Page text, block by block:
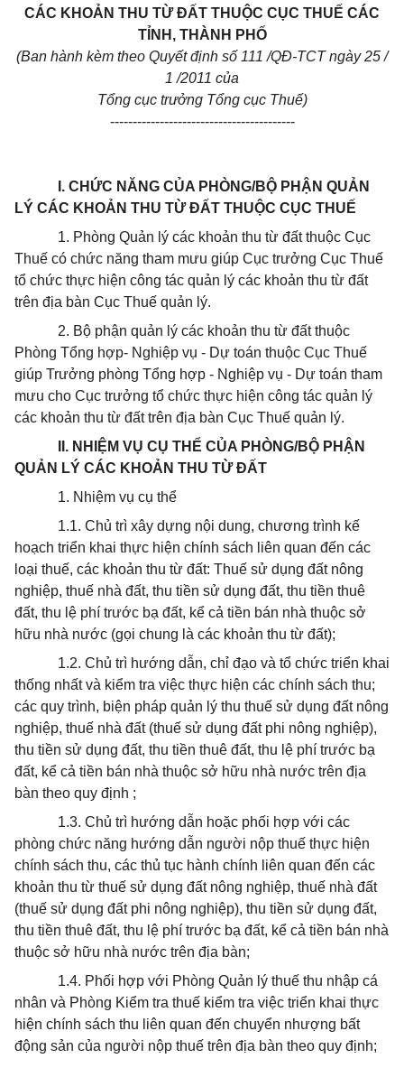
CÁC KHOẢN THU TỪ ĐẤT THUỘC CỤC THUẾ CÁC
TỈNH, THÀNH PHỐ
(Ban hành kèm theo Quyết định số 111 /QĐ-TCT ngày 25 /
1 /2011 của
Tổng cục trưởng Tổng cục Thuế)
-----------------------------------------
I. CHỨC NĂNG CỦA PHÒNG/BỘ PHẬN QUẢN
LÝ CÁC KHOẢN THU TỪ ĐẤT THUỘC CỤC THUẾ
1. Phòng Quản lý các khoản thu từ đất thuộc Cục
Thuế có chức năng tham mưu giúp Cục trưởng Cục Thuế
tổ chức thực hiện công tác quản lý các khoản thu từ đất
trên địa bàn Cục Thuế quản lý.
2. Bộ phận quản lý các khoản thu từ đất thuộc
Phòng Tổng hợp- Nghiệp vụ - Dự toán thuộc Cục Thuế
giúp Trưởng phòng Tổng hợp - Nghiệp vụ - Dự toán tham
mưu cho Cục trưởng tổ chức thực hiện công tác quản lý
các khoản thu từ đất trên địa bàn Cục Thuế quản lý.
II. NHIỆM VỤ CỤ THỂ CỦA PHÒNG/BỘ PHẬN
QUẢN LÝ CÁC KHOẢN THU TỪ ĐẤT
1. Nhiệm vụ cụ thể
1.1. Chủ trì xây dựng nội dung, chương trình kế
hoạch triển khai thực hiện chính sách liên quan đến các
loại thuế, các khoản thu từ đất: Thuế sử dụng đất nông
nghiệp, thuế nhà đất, thu tiền sử dụng đất, thu tiền thuê
đất, thu lệ phí trước bạ đất, kể cả tiền bán nhà thuộc sở
hữu nhà nước (gọi chung là các khoản thu từ đất);
1.2. Chủ trì hướng dẫn, chỉ đạo và tổ chức triển khai
thống nhất và kiểm tra việc thực hiện các chính sách thu;
các quy trình, biện pháp quản lý thu thuế sử dụng đất nông
nghiệp, thuế nhà đất (thuế sử dụng đất phi nông nghiệp),
thu tiền sử dụng đất, thu tiền thuê đất, thu lệ phí trước bạ
đất, kể cả tiền bán nhà thuộc sở hữu nhà nước trên địa
bàn theo quy định ;
1.3. Chủ trì hướng dẫn hoặc phối hợp với các
phòng chức năng hướng dẫn người nộp thuế thực hiện
chính sách thu, các thủ tục hành chính liên quan đến các
khoản thu từ thuế sử dụng đất nông nghiệp, thuế nhà đất
(thuế sử dụng đất phi nông nghiệp), thu tiền sử dụng đất,
thu tiền thuê đất, thu lệ phí trước bạ đất, kể cả tiền bán nhà
thuộc sở hữu nhà nước trên địa bàn;
1.4. Phối hợp với Phòng Quản lý thuế thu nhập cá
nhân và Phòng Kiểm tra thuế kiểm tra việc triển khai thực
hiện chính sách thu liên quan đến chuyển nhượng bất
động sản của người nộp thuế trên địa bàn theo quy định;